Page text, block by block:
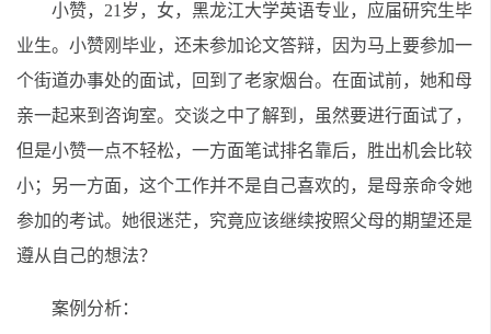
小赞，21岁，女，黑龙江大学英语专业，应届研究生毕
业生。小赞刚毕业，还未参加论文答辩，因为马上要参加一
个街道办事处的面试，回到了老家烟台。在面试前，她和母
亲一起来到咨询室。交谈之中了解到，虽然要进行面试了，
但是小赞一点不轻松，一方面笔试排名靠后，胜出机会比较
小；另一方面，这个工作并不是自己喜欢的，是母亲命令她
参加的考试。她很迷茫，究竟应该继续按照父母的期望还是
遵从自己的想法？
案例分析：